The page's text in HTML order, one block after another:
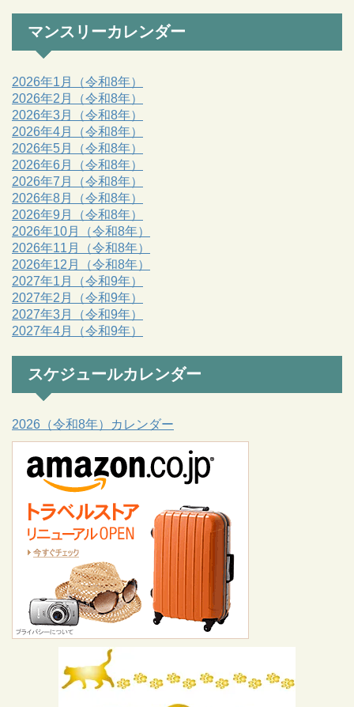
マンスリーカレンダー
2026年1月（令和8年）
2026年2月（令和8年）
2026年3月（令和8年）
2026年4月（令和8年）
2026年5月（令和8年）
2026年6月（令和8年）
2026年7月（令和8年）
2026年8月（令和8年）
2026年9月（令和8年）
2026年10月（令和8年）
2026年11月（令和8年）
2026年12月（令和8年）
2027年1月（令和9年）
2027年2月（令和9年）
2027年3月（令和9年）
2027年4月（令和9年）
スケジュールカレンダー
2026（令和8年）カレンダー